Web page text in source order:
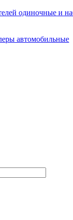
одиночные и
автомобильные